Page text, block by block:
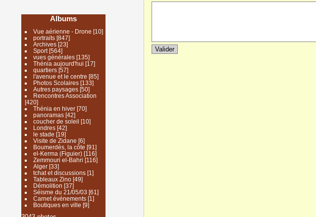
Albums
Vue aérienne - Drone [10]
portraits[847]
Archives [23]
Sport[564]
vues générales[135]
Thénia aujourd'hui [17]
quartiers[57]
l'avenue et le centre [85]
Photos Scolaires[133]
Autres paysages[50]
Rencontres Association
[420]
Thénia en hiver[70]
panoramas[42]
coucher de soleil [10]
Londres[42]
le stade [19]
Visite de Zidane [6]
Boumerdès, la côte [91]
el-Kerma (Figuier)[116]
Zemmouri el-Bahri [116]
Alger[33]
tchat et discussions[1]
Tableaux Zino[49]
Démolition [37]
Séisme du 21/05/03 [61]
Carnet événements[1]
Boutiques en ville [9]